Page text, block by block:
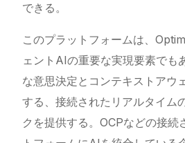
できる。
このプラットフォームは、
ェントAIの重要な実現要素でも
な意思決定とコンテキストアウ
する、接続されたリアルタイム
クを提供する。OCPなどの接続